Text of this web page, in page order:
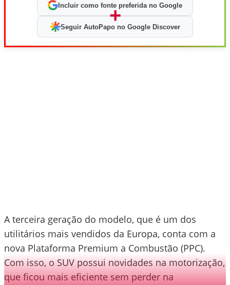
Incluir como fonte preferida no Google
+
Seguir AutoPapo no Google Discover
A terceira geração do modelo, que é um dos
utilitários mais vendidos da Europa, conta com a
nova Plataforma Premium a Combustão (PPC).
Com isso, o SUV possui novidades na motorização,
que ficou mais eficiente sem perder na